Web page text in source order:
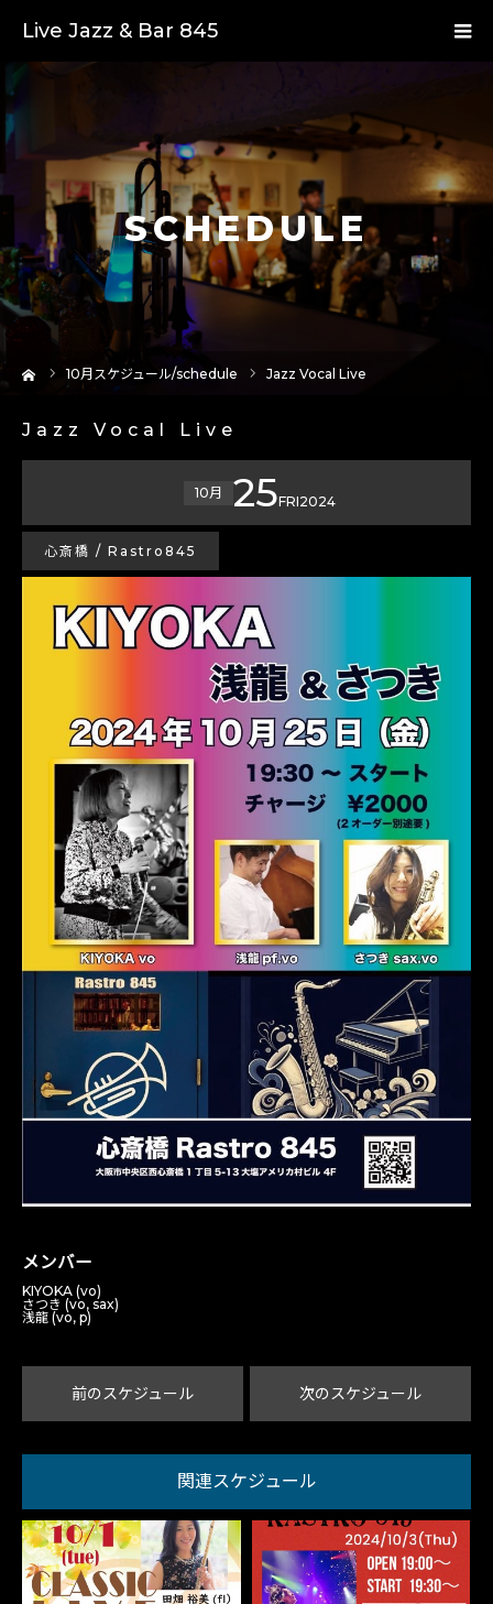
Live Jazz & Bar 845
SCHEDULE
10月スケジュール/schedule Jazz Vocal Live
Jazz Vocal Live
10月 25FRI2024
心斎橋 / Rastro845
メンバー
KIYOKA (vo)
さつき (vo, sax)
浅龍 (vo, p)
前のスケジュール 次のスケジュール
関連スケジュール